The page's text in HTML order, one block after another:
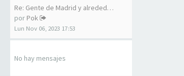
Re: Gente de Madrid y alreded…
por Pok
Lun Nov 06, 2023 17:53
No hay mensajes